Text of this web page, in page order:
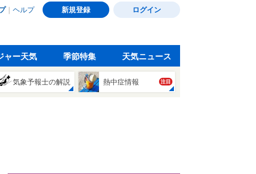
｜ ヘルプ 新規登録 ログイン
ャー天気 季節特集 天気ニュース
気象予報士の解説 熱中症情報 注目